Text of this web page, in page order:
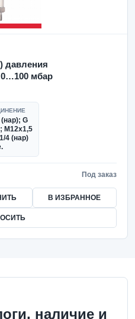
давления
мбар
G
М12х1,5
4 (нар)
Под заказ
В ИЗБРАННОЕ
наличие и